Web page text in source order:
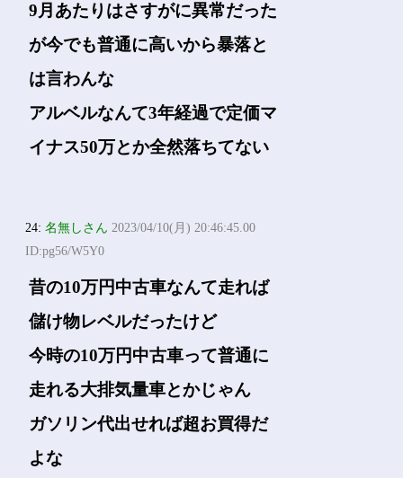
9月あたりはさすがに異常だった
が今でも普通に高いから暴落と
は言わんな
アルベルなんて3年経過で定価マ
イナス50万とか全然落ちてない
24:名無しさん 2023/04/10(月) 20:46:45.00
ID:pg56/W5Y0
昔の10万円中古車なんて走れば
儲け物レベルだったけど
今時の10万円中古車って普通に
走れる大排気量車とかじゃん
ガソリン代出せれば超お買得だ
よな